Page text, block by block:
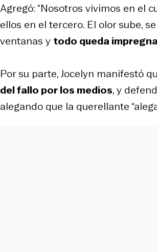
Agregó: “Nosotros vivimos en el
ellos en el tercero. El olor sube,
ventanas y todo queda
Por su parte, Jocelyn manifestó
del fallo por los medios, y
alegando que la querellante